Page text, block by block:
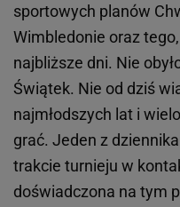
sportowych planów
Wimbledonie oraz
najbliższe dni. Nie
Świątek. Nie od dziś
najmłodszych lat i
grać. Jeden z
trakcie turnieju w
doświadczona na tym